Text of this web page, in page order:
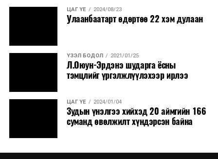
ЦАГ ҮЕ 2024/08/23
Улаанбаатарт өдөртөө 22 хэм дулаан
ҮЗЭЛ БОДОЛ 2021/01/25
Л.Оюун-Эрдэнэ шударга ёсны
тэмцлийг үргэлжлүүлэхээр ирлээ
ЦАГ ҮЕ 2024/01/04
Зудын үнэлгээ хийхэд 20 аймгийн 166
суманд өвөлжилт хүндэрсэн байна